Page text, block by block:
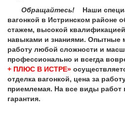
Обращайтесь!
Наши
вагонкой в Истринском районе
стажем, высокой
навыками и знаниями. Опытные
работу любой сложности и
профессионально и всегда
+ ПЛЮС В ИСТРЕ»
отделка вагонкой, цена за
приемлемая. На все виды работ
гарантия.